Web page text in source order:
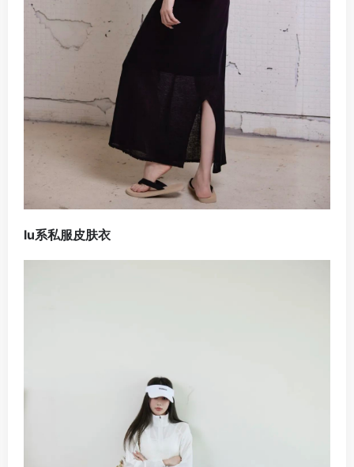
lu系私服皮肤衣